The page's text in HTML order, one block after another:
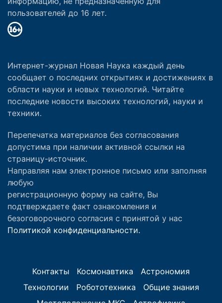
пользователей до 16 лет.
Интернет-журнал Новая Наука каждый день
сообщает о последних открытиях и достижениях в
области науки и новых технологий. Читайте
последние новости высоких технологий, науки и
техники.
Перепечатка материалов без согласования
допустима при наличии активной ссылки на
страницу-источник.
Направляя нам электронное письмо или заполняя
любую
регистрационную форму на сайте, Вы
подтверждаете факт ознакомления и
безоговорочного согласия с принятой у нас
Политикой конфиденциальности.
Контакты Космонавтика
Астрономия
Технологии
Робототехника
Общие знания